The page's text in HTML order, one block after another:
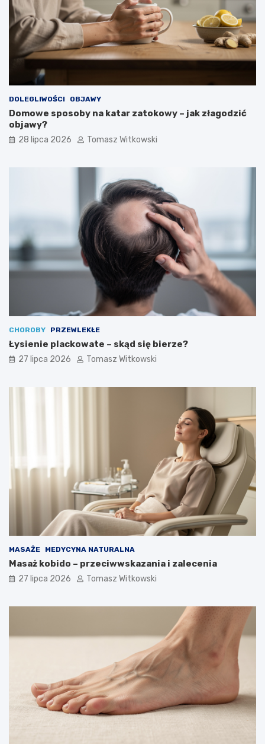
DOLEGLIWOŚCI OBJAWY
Domowe sposoby na katar zatokowy – jak złagodzić
objawy?
28 lipca 2026 Tomasz Witkowski
CHOROBY PRZEWLEKŁE
Łysienie plackowate – skąd się bierze?
27 lipca 2026 Tomasz Witkowski
MASAŻE MEDYCYNA NATURALNA
Masaż kobido – przeciwwskazania i zalecenia
27 lipca 2026 Tomasz Witkowski